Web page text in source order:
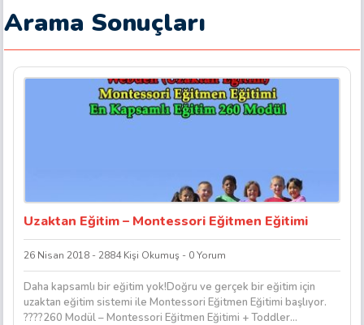
Arama Sonuçları
Uzaktan Eğitim – Montessori Eğitmen Eğitimi
26 Nisan 2018 - 2884 Kişi Okumuş - 0 Yorum
Daha kapsamlı bir eğitim yok!Doğru ve gerçek bir eğitim için
uzaktan eğitim sistemi ile Montessori Eğitmen Eğitimi başlıyor.
????260 Modül – Montessori Eğitmen Eğitimi + Toddler...